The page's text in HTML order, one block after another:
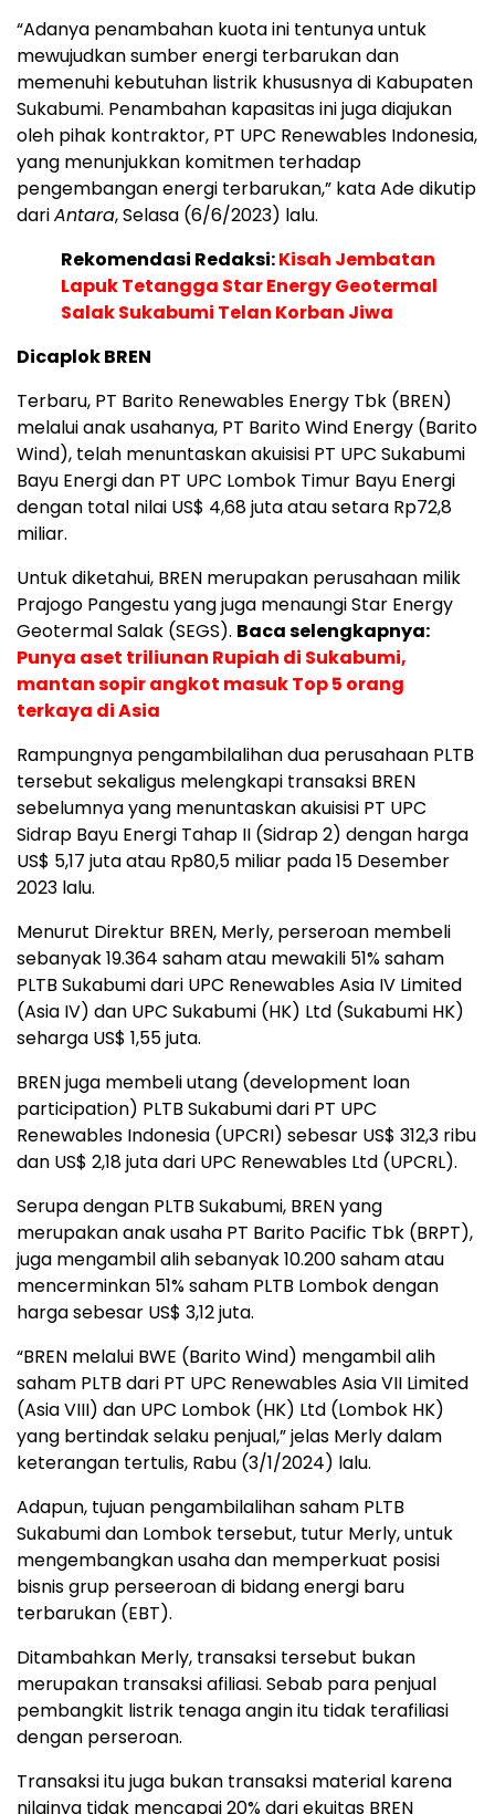
“Adanya penambahan kuota ini tentunya untuk
mewujudkan sumber energi terbarukan dan
memenuhi kebutuhan listrik khususnya di Kabupaten
Sukabumi. Penambahan kapasitas ini juga diajukan
oleh pihak kontraktor, PT UPC Renewables Indonesia,
yang menunjukkan komitmen terhadap
pengembangan energi terbarukan,” kata Ade dikutip
dariAntara, Selasa (6/6/2023) lalu.
Rekomendasi Redaksi:Kisah Jembatan
Lapuk Tetangga Star Energy Geotermal
Salak Sukabumi Telan Korban Jiwa
Dicaplok BREN
Terbaru, PT Barito Renewables Energy Tbk (BREN)
melalui anak usahanya, PT Barito Wind Energy (Barito
Wind), telah menuntaskan akuisisi PT UPC Sukabumi
Bayu Energi dan PT UPC Lombok Timur Bayu Energi
dengan total nilai US$ 4,68 juta atau setara Rp72,8
miliar.
Untuk diketahui, BREN merupakan perusahaan milik
Prajogo Pangestu yang juga menaungi Star Energy
Geotermal Salak (SEGS). Baca selengkapnya:
Punya aset triliunan Rupiah di Sukabumi,
mantan sopir angkot masuk Top 5 orang
terkaya di Asia
Rampungnya pengambilalihan dua perusahaan PLTB
tersebut sekaligus melengkapi transaksi BREN
sebelumnya yang menuntaskan akuisisi PT UPC
Sidrap Bayu Energi Tahap II (Sidrap 2) dengan harga
US$ 5,17 juta atau Rp80,5 miliar pada 15 Desember
2023 lalu.
Menurut Direktur BREN, Merly, perseroan membeli
sebanyak 19.364 saham atau mewakili 51% saham
PLTB Sukabumi dari UPC Renewables Asia IV Limited
(Asia IV) dan UPC Sukabumi (HK) Ltd (Sukabumi HK)
seharga US$ 1,55 juta.
BREN juga membeli utang (development loan
participation) PLTB Sukabumi dari PT UPC
Renewables Indonesia (UPCRI) sebesar US$ 312,3 ribu
dan US$ 2,18 juta dari UPC Renewables Ltd (UPCRL).
Serupa dengan PLTB Sukabumi, BREN yang
merupakan anak usaha PT Barito Pacific Tbk (BRPT),
juga mengambil alih sebanyak 10.200 saham atau
mencerminkan 51% saham PLTB Lombok dengan
harga sebesar US$ 3,12 juta.
“BREN melalui BWE (Barito Wind) mengambil alih
saham PLTB dari PT UPC Renewables Asia VII Limited
(Asia VIII) dan UPC Lombok (HK) Ltd (Lombok HK)
yang bertindak selaku penjual,” jelas Merly dalam
keterangan tertulis, Rabu (3/1/2024) lalu.
Adapun, tujuan pengambilalihan saham PLTB
Sukabumi dan Lombok tersebut, tutur Merly, untuk
mengembangkan usaha dan memperkuat posisi
bisnis grup perseeroan di bidang energi baru
terbarukan (EBT).
Ditambahkan Merly, transaksi tersebut bukan
merupakan transaksi afiliasi. Sebab para penjual
pembangkit listrik tenaga angin itu tidak terafiliasi
dengan perseroan.
Transaksi itu juga bukan transaksi material karena
nilainya tidak mencapai 20% dari ekuitas BREN